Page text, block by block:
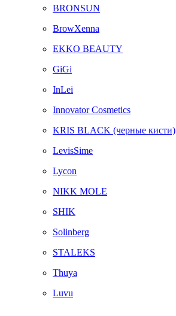
BRONSUN
BrowXenna
EKKO BEAUTY
GiGi
InLei
Innovator Cosmetics
KRIS BLACK (черные кисти)
LevisSime
Lycon
NIKK MOLE
SHIK
Solinberg
STALEKS
Thuya
Luvu